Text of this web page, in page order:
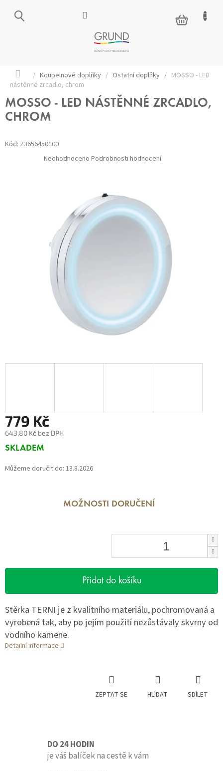
NÁKUPNÍ
KOŠÍK
Domů
/ Koupelnové doplňky / Ostatní doplňky / MOSSO - LED
nástěnné zrcadlo, chrom
MOSSO - LED NÁSTĚNNÉ ZRCADLO,
CHROM
Kód: Z3656450100
Průměrné
hodnocení
Neohodnoceno Podrobnosti hodnocení
779 Kč
643,80 Kč bez DPH
Měrná
SKLADEM
Můžeme doručit do: 13.8.2026
MOŽNOSTI DORUČENÍ
Přidat do košíku
Stěrka TERNI je z kvalitního materiálu, pochromovaná a
vyrobená tak, aby po jejím použití nezůstávaly skvrny od
vodního kamene.
Detailní informace
ZEPTAT SE HLÍDAT SDÍLET
DO 24 HODIN
je váš balíček na cestě k vám